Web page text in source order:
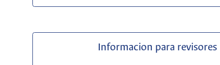
Informacion para revisores